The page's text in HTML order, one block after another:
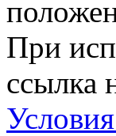
При
ссылка